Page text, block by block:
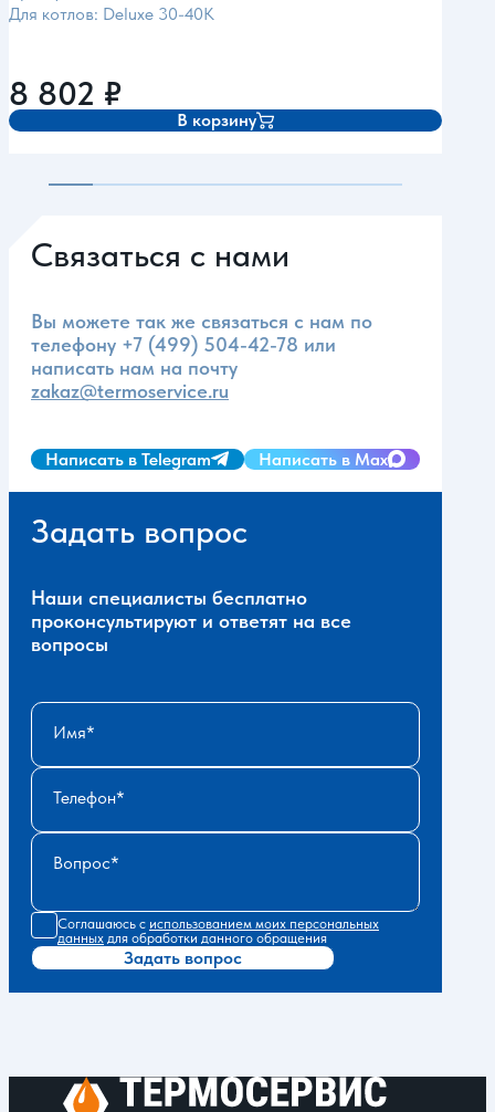
Для котлов: Deluxe 30-40K
8 802 ₽
В корзину
Связаться с нами
Вы можете так же связаться с нам по
телефону +7 (499) 504-42-78 или
написать нам на почту
zakaz@termoservice.ru
Написать в Telegram Написать в Max
Задать вопрос
Наши специалисты бесплатно
проконсультируют и ответят на все
вопросы
Имя
Телефон
Вопрос
Соглашаюсь с использованием моих персональных
данных для обработки данного обращения
Задать вопрос